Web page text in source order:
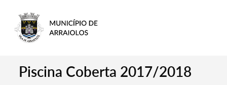
Piscina Coberta 2017/2018